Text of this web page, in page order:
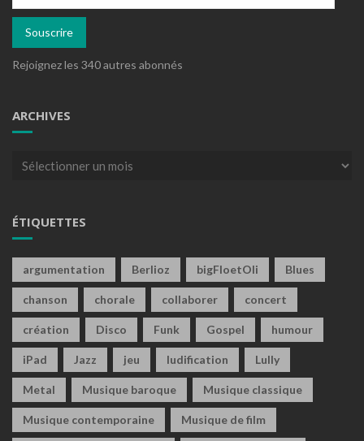
mail
Souscrire
Rejoignez les 340 autres abonnés
ARCHIVES
Archives
ÉTIQUETTES
argumentation Berlioz bigFloetOli Blues
chanson chorale collaborer concert
création Disco Funk Gospel humour
iPad Jazz jeu ludification Lully
Metal Musique baroque Musique classique
Musique contemporaine Musique de film